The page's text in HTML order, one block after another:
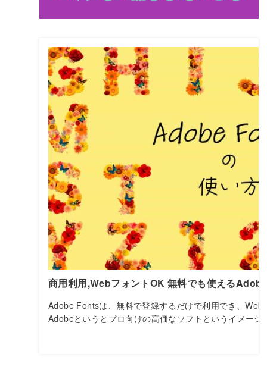
商用利用,WebフォントOK 無料でも使える
Adobe Fontsは、無料で登録するだけで利用でき、
Adobeというとプロ向けの高価なソフトというイメー